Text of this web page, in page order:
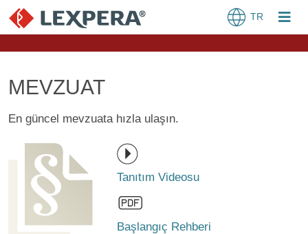
TR
MEVZUAT
En güncel mevzuata hızla ulaşın.
Tanıtım Videosu
Başlangıç Rehberi